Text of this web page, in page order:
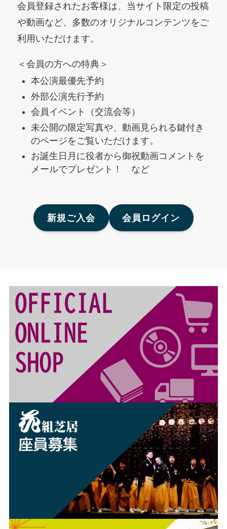
会員登録されたお客様は、当サイト限定の投稿
や動画など、多数のオリジナルコンテンツをご
利用いただけます。
＜会員の方への特典＞
本公演最優先予約
外部公演先行予約
会員イベント（交流会等）
未公開の限定写真や、動画見られる鍵付き
のページをご覧いただけます。
お誕生日月に役者から御祝動画コメントを
メールでプレゼント！ など
新規ご入会 会員ログイン